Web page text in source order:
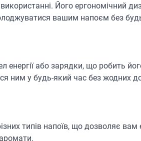
Його ергономічний
вашим напоєм без
енергії або зарядки, що робить
ним у будь-який час без жодних
типів напоїв, що дозволяє